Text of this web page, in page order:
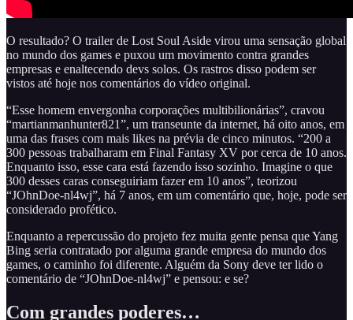
O resultado? O trailer de Lost Soul Aside virou uma sensação global
no mundo dos games e puxou um movimento contra grandes
empresas e enaltecendo devs solos. Os rastros disso podem ser
vistos até hoje nos comentários do vídeo original.
“Esse homem envergonha corporações multibilionárias”, cravou
“martianmanhunter821”, um transeunte da internet, há oito anos, em
uma das frases com mais likes na prévia de cinco minutos. “200 a
300 pessoas trabalharam em Final Fantasy XV por cerca de 10 anos.
Enquanto isso, esse cara está fazendo isso sozinho. Imagine o que
300 desses caras conseguiriam fazer em 10 anos”, teorizou
“JOhnDoe-nl4wj”, há 7 anos, em um comentário que, hoje, pode ser
considerado profético.
Enquanto a repercussão do projeto fez muita gente pensa que Yang
Bing seria contratado por alguma grande empresa do mundo dos
games, o caminho foi diferente. Alguém da Sony deve ter lido o
comentário de “JOhnDoe-nl4wj” e pensou: e se?
Com grandes poderes…